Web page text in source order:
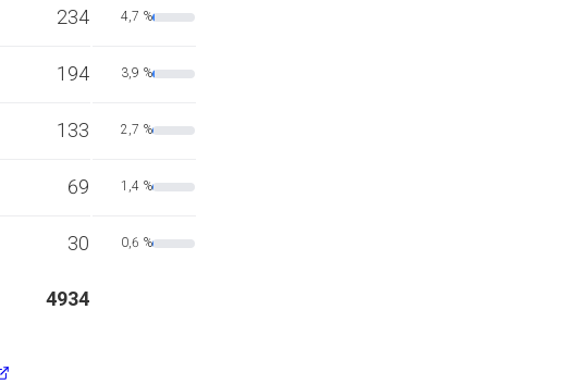
234 4,7 %
194 3,9 %
133 2,7 %
69 1,4 %
30 0,6 %
4934